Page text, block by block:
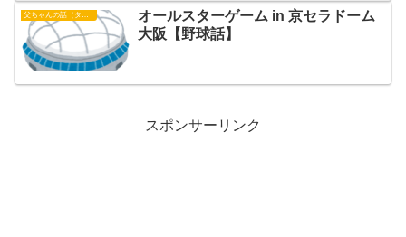
父ちゃんの話（タイガース）
オールスターゲーム in 京セラドーム
大阪【野球話】
スポンサーリンク